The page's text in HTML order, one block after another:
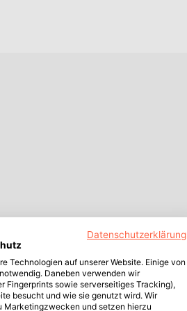
Datenschutzerklärung
Technologien auf unserer Website. Einige von
Daneben verwenden wir
Fingerprints sowie serverseitiges Tracking),
besucht und wie sie genutzt wird. Wir
und setzen hierzu